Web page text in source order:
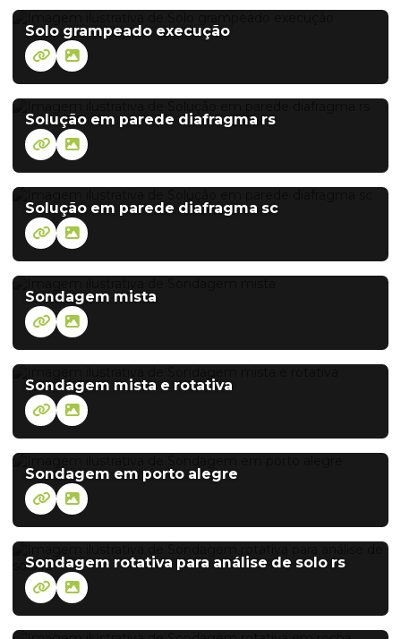
Solo grampeado execução
Solução em parede diafragma rs
Solução em parede diafragma sc
Sondagem mista
Sondagem mista e rotativa
Sondagem em porto alegre
Sondagem rotativa para análise de solo rs